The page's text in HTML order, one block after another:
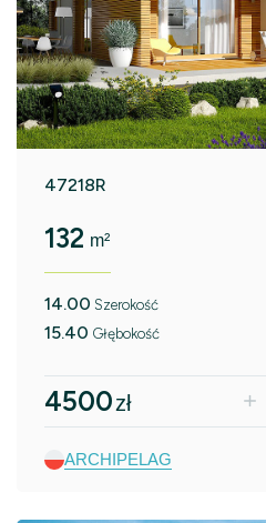
47218R
132 m²
14.00 Szerokość
15.40 Głębokość
4500zł
ARCHIPELAG